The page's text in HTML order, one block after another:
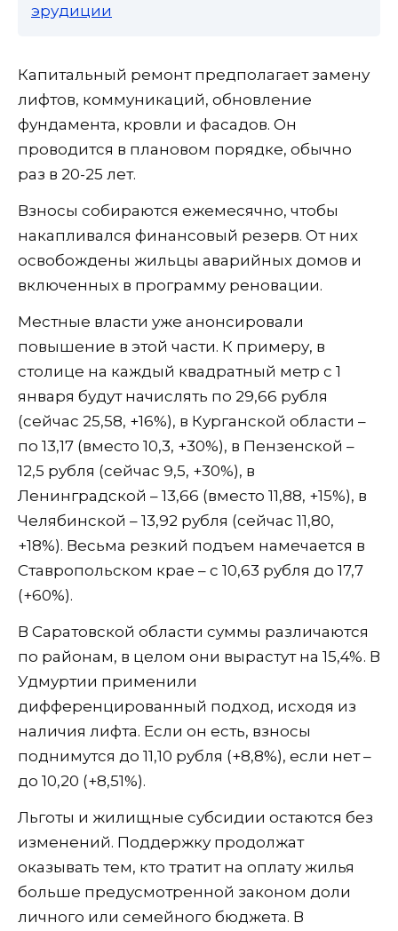
эрудиции
Капитальный ремонт предполагает замену
лифтов, коммуникаций, обновление
фундамента, кровли и фасадов. Он
проводится в плановом порядке, обычно
раз в 20-25 лет.
Взносы собираются ежемесячно, чтобы
накапливался финансовый резерв. От них
освобождены жильцы аварийных домов и
включенных в программу реновации.
Местные власти уже анонсировали
повышение в этой части. К примеру, в
столице на каждый квадратный метр с 1
января будут начислять по 29,66 рубля
(сейчас 25,58, +16%), в Курганской области –
по 13,17 (вместо 10,3, +30%), в Пензенской –
12,5 рубля (сейчас 9,5, +30%), в
Ленинградской – 13,66 (вместо 11,88, +15%), в
Челябинской – 13,92 рубля (сейчас 11,80,
+18%). Весьма резкий подъем намечается в
Ставропольском крае – с 10,63 рубля до 17,7
(+60%).
В Саратовской области суммы различаются
по районам, в целом они вырастут на 15,4%. В
Удмуртии применили
дифференцированный подход, исходя из
наличия лифта. Если он есть, взносы
поднимутся до 11,10 рубля (+8,8%), если нет –
до 10,20 (+8,51%).
Льготы и жилищные субсидии остаются без
изменений. Поддержку продолжат
оказывать тем, кто тратит на оплату жилья
больше предусмотренной законом доли
личного или семейного бюджета. В